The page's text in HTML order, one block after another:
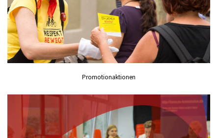
Promotionaktionen